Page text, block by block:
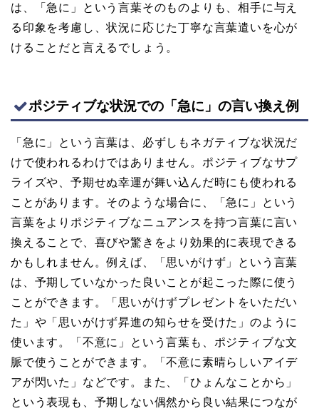
は、「急に」という言葉そのものよりも、相手に与え
る印象を考慮し、状況に応じた丁寧な言葉遣いを心が
けることだと言えるでしょう。
ポジティブな状況での「急に」の言い換え例
「急に」という言葉は、必ずしもネガティブな状況だ
けで使われるわけではありません。ポジティブなサプ
ライズや、予期せぬ幸運が舞い込んだ時にも使われる
ことがあります。そのような場合に、「急に」という
言葉をよりポジティブなニュアンスを持つ言葉に言い
換えることで、喜びや驚きをより効果的に表現できる
かもしれません。例えば、「思いがけず」という言葉
は、予期していなかった良いことが起こった際に使う
ことができます。「思いがけずプレゼントをいただい
た」や「思いがけず昇進の知らせを受けた」のように
使います。「不意に」という言葉も、ポジティブな文
脈で使うことができます。「不意に素晴らしいアイデ
アが閃いた」などです。また、「ひょんなことから」
という表現も、予期しない偶然から良い結果につなが